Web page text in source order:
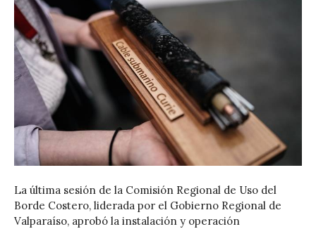
La última sesión de la Comisión Regional de Uso del
Borde Costero, liderada por el Gobierno Regional de
Valparaíso, aprobó la instalación y operación